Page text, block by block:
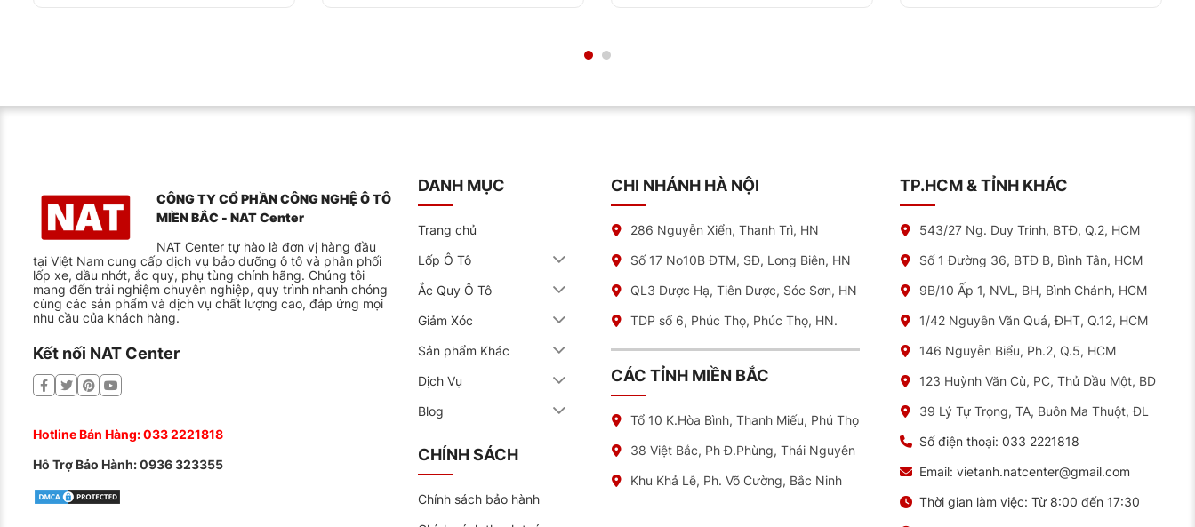
CÔNG TY CỔ PHẦN CÔNG NGHỆ Ô TÔ
MIỀN BẮC - NAT Center
NAT Center tự hào là đơn vị hàng đầu
tại Việt Nam cung cấp dịch vụ bảo dưỡng ô tô và phân phối
lốp xe, dầu nhớt, ắc quy, phụ tùng chính hãng. Chúng tôi
mang đến trải nghiệm chuyên nghiệp, quy trình nhanh chóng
cùng các sản phẩm và dịch vụ chất lượng cao, đáp ứng mọi
nhu cầu của khách hàng.
Kết nối NAT Center
Hotline Bán Hàng:033 2221818
Hỗ Trợ Bảo Hành:0936 323355
DANH MỤC
Trang chủ
Lốp Ô Tô
Ắc Quy Ô Tô
Giảm Xóc
Sản phẩm Khác
Dịch Vụ
Blog
CHÍNH SÁCH
Chính sách bảo hành
CHI NHÁNH HÀ NỘI
286 Nguyễn Xiển, Thanh Trì, HN
Số 17 No10B ĐTM, SĐ, Long Biên, HN
QL3 Dược Hạ, Tiên Dược, Sóc Sơn, HN
TDP số 6, Phúc Thọ, Phúc Thọ, HN.
CÁC TỈNH MIỀN BẮC
Tổ 10 K.Hòa Bình, Thanh Miếu, Phú Thọ
38 Việt Bắc, Ph Đ.Phùng, Thái Nguyên
Khu Khả Lễ, Ph. Võ Cường, Bắc Ninh
TP.HCM & TỈNH KHÁC
543/27 Ng. Duy Trinh, BTĐ, Q.2, HCM
Số 1 Đường 36, BTĐ B, Bình Tân, HCM
9B/10 Ấp 1, NVL, BH, Bình Chánh, HCM
1/42 Nguyễn Văn Quá, ĐHT, Q.12, HCM
146 Nguyễn Biểu, Ph.2, Q.5, HCM
123 Huỳnh Văn Cù, PC, Thủ Dầu Một, BD
39 Lý Tự Trọng, TA, Buôn Ma Thuột, ĐL
Số điện thoại: 033 2221818
Email: vietanh.natcenter@gmail.com
Thời gian làm việc: Từ 8:00 đến 17:30